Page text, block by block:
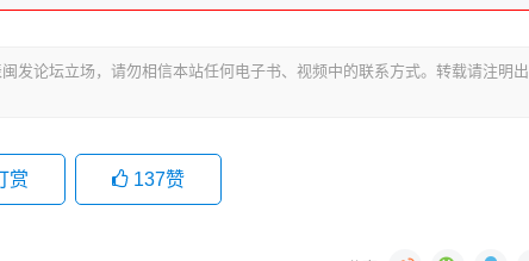
发论坛立场，请勿相信本站任何电子书、视频中的联系方式。转载请注明出
赏 137赞